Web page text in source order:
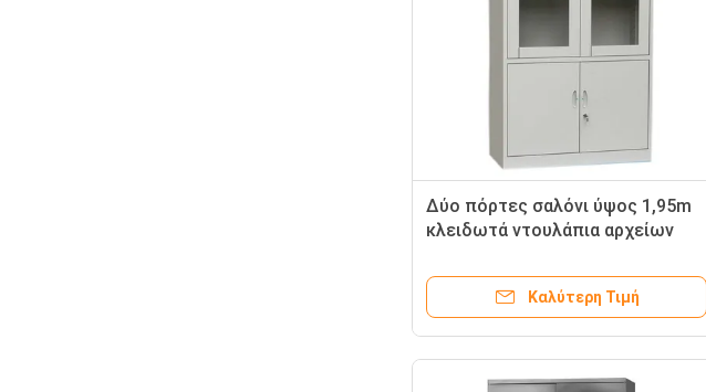
Δύο πόρτες σαλόνι ύψος 1,95m
κλειδωτά ντουλάπια αρχείων
Καλύτερη Τιμή